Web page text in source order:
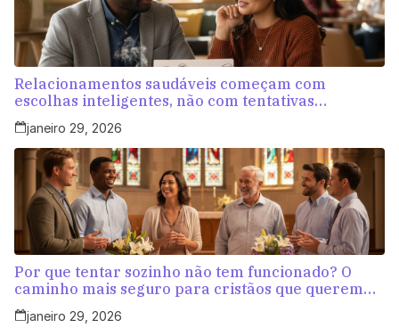
Relacionamentos saudáveis começam com
escolhas inteligentes, não com tentativas
aleatórias
janeiro 29, 2026
Por que tentar sozinho não tem funcionado? O
caminho mais seguro para cristãos que querem
amar com propósito
janeiro 29, 2026